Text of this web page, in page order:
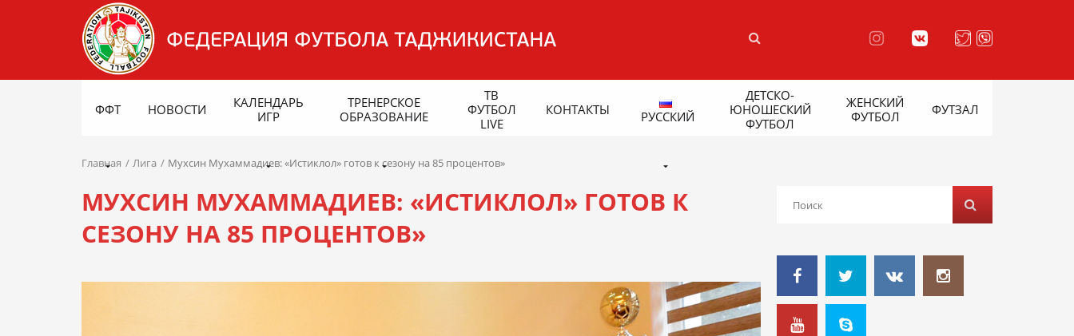
ФФТ НОВОСТИ
КАЛЕНДАРЬ
ИГР
ТРЕНЕРСКОЕ
ОБРАЗОВАНИЕ
ТВ
ФУТБОЛ
LIVE
КОНТАКТЫ РУССКИЙ
ДЕТСКО-
ЮНОШЕСКИЙ
ФУТБОЛ
ЖЕНСКИЙ
ФУТБОЛ
ФУТЗАЛ
Главная Лига Мухсин Мухаммадиев: «Истиклол» готов к сезону на 85 процентов»
МУХСИН МУХАММАДИЕВ: «ИСТИКЛОЛ» ГОТОВ К
СЕЗОНУ НА 85 ПРОЦЕНТОВ»